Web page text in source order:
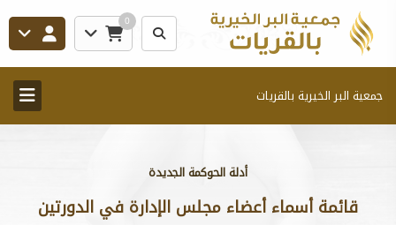
0
جمعية البر الخيرية بالقريات
أدلة الحوكمة الجديدة
قائمة أسماء أعضاء مجلس الإدارة في الدورتين